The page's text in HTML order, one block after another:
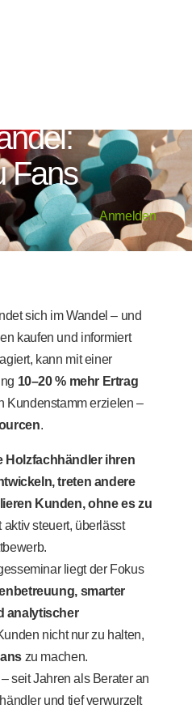
Fans
Anmelden
sich im Wandel – und
kaufen und informiert
kann mit einer
10–20 % mehr Ertrag
Kundenstamm erzielen –
.
Holzfachhändler ihren
treten andere
Kunden, ohne es zu
steuert, überlässt
liegt der Fokus
smarter
analytischer
nicht nur zu halten,
zu machen.
seit Jahren als Berater an
und tief verwurzelt